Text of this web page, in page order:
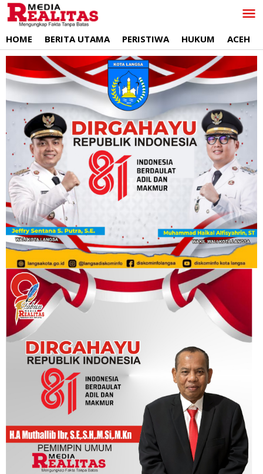
Lewati
ke
HOME BERITA UTAMA PERISTIWA HUKUM ACEH